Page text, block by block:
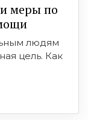
меры по
людям
цель. Как